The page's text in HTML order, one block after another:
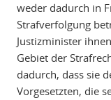
weder dadurch in
Strafverfolgung
Justizminister
Gebiet der
dadurch, dass sie
Vorgesetzten, die